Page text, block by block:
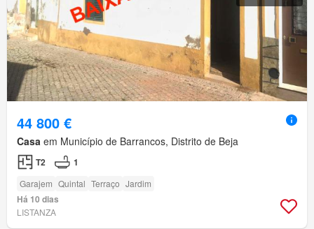
44 800 €
Casa em Município de Barrancos, Distrito de Beja
T2 1
Garajem Quintal Terraço Jardim
Há 10 dias
LISTANZA